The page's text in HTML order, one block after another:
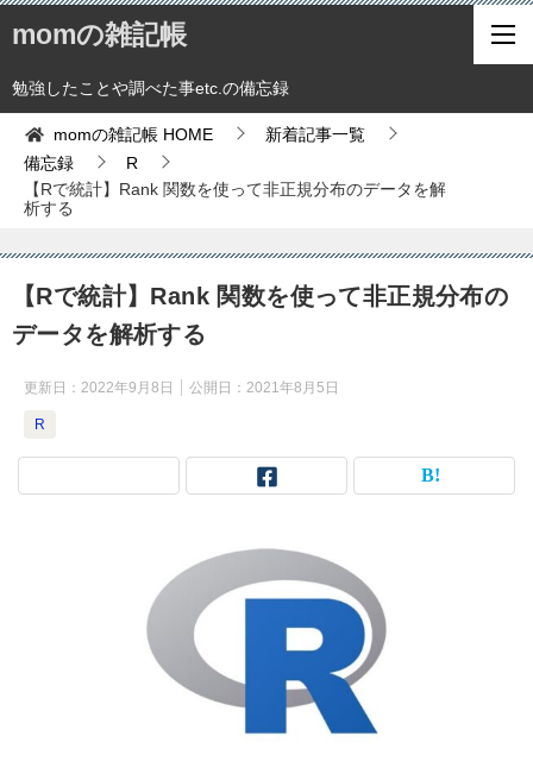
momの雑記帳
勉強したことや調べた事etc.の備忘録
momの雑記帳 HOME
新着記事一覧
備忘録
R
【Rで統計】Rank 関数を使って非正規分布のデータを解
析する
【Rで統計】Rank 関数を使って非正規分布の
データを解析する
更新日： 2022年9月8日 公開日： 2021年8月5日
R